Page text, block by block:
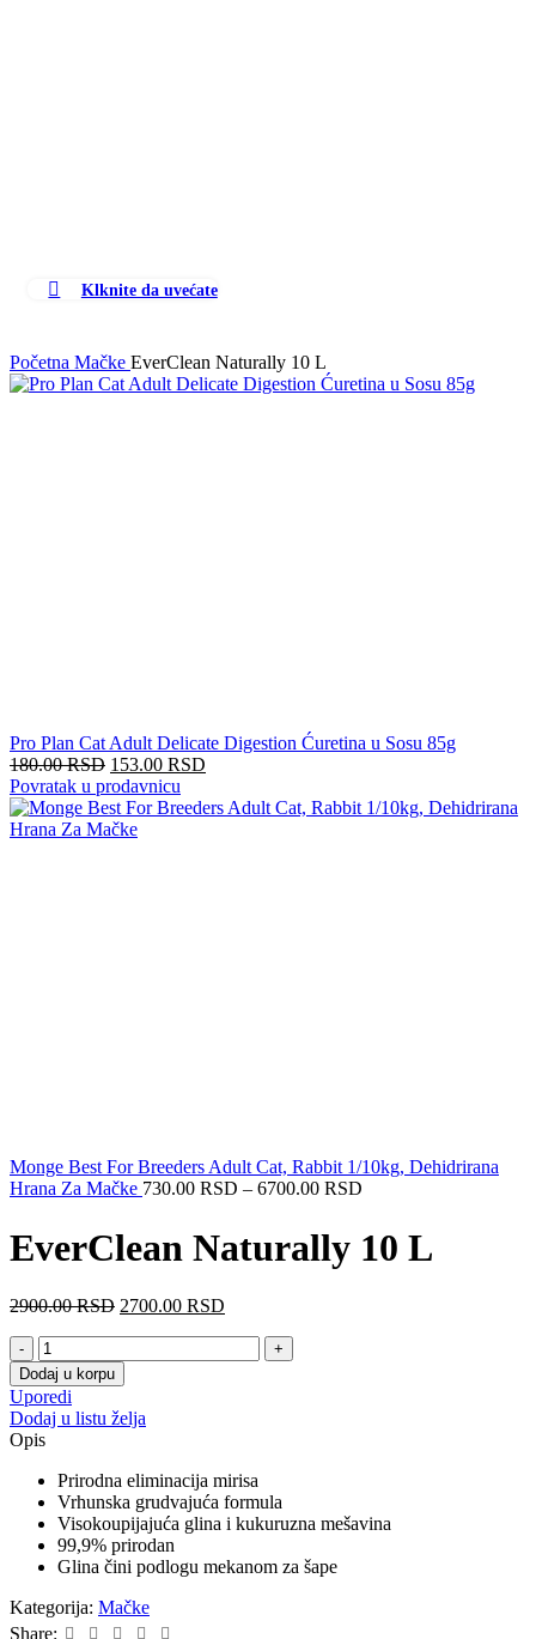
Klknite da uvećate
Početna Mačke EverClean Naturally 10 L
Pro Plan Cat Adult Delicate Digestion Ćuretina u Sosu 85g
180.00RSD Originalna
cena
je
bila:
153.00 RSD
je:
Povratak u prodavnicu
Monge Best For Breeders Adult Cat, Rabbit 1/10kg, Dehidrirana
Hrana Za Mačke 730.00 RSD – 6700.00 RSD
730.00 RSD
EverClean Naturally 10 L
2900.00RSD Originalna
bila:
2900.00 RSD.
2700.00 RSD
EverClean
Naturally
10
L
količina
Dodaj u korpu
Uporedi
Dodaj u listu želja
Opis
Prirodna eliminacija mirisa
Vrhunska grudvajuća formula
Visokoupijajuća glina i kukuruzna mešavina
99,9% prirodan
Glina čini podlogu mekanom za šape
Kategorija: Mačke
Share: